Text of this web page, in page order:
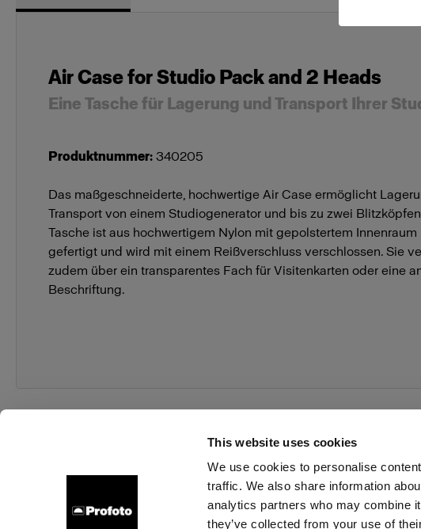
This website uses cookies
We use cookies to personalise
traffic. We also share information
analytics partners who may combine
they’ve collected from your use of
Air Case for Studio Pack and 2 Heads
Eine Tasche für Lagerung und Transport Ihrer
Produktnummer: 340205
Das maßgeschneiderte, hochwertige Air Case ermöglicht
Transport von einem Studiogenerator und bis zu zwei
Tasche ist aus hochwertigem Nylon mit gepolstertem Innenraum
gefertigt und wird mit einem Reißverschluss verschlossen. Sie
zudem über ein transparentes Fach für Visitenkarten oder eine
Beschriftung.
Über uns Kontakt Support Karriere Presse